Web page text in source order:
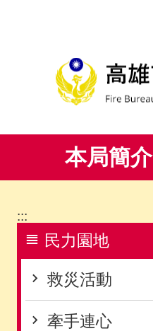
本局簡介
:::
民力園地
救災活動
牽手連心